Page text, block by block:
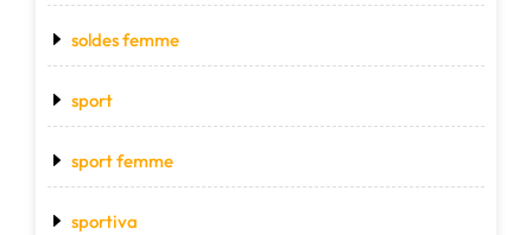
soldes femme
sport
sport femme
sportiva